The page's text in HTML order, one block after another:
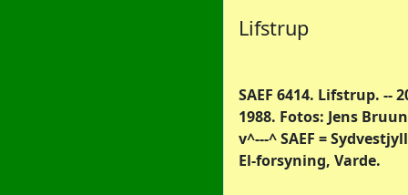
Lifstrup
SAEF 6414. Lifstrup. --
1988. Fotos: Jens
v^---^ SAEF =
El-forsyning, Varde.